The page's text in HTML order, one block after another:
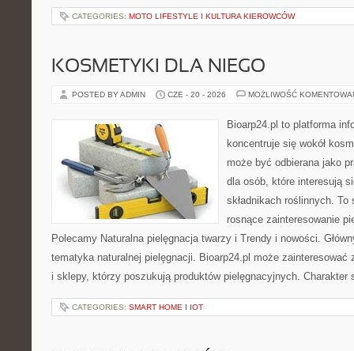
CATEGORIES: MOTO LIFESTYLE I KULTURA KIEROWCÓW
KOSMETYKI DLA NIEGO
POSTED BY ADMIN CZE - 20 - 2026 MOŻLIWOŚĆ
Bioarp24.pl to platforma
koncentruje się wokół
może być odbierana jako
dla osób, które interesują
składnikach roślinnych.
rosnące zainteresowanie
Polecamy Naturalna pielęgnacja twarzy i Trendy i nowości.
tematyka naturalnej pielęgnacji. Bioarp24.pl może zainteresować
i sklepy, którzy poszukują produktów pielęgnacyjnych.
CATEGORIES: SMART HOME I IOT